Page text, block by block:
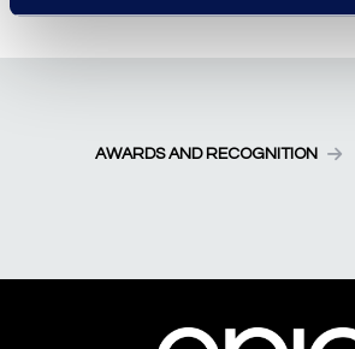
AWARDS AND RECOGNITION